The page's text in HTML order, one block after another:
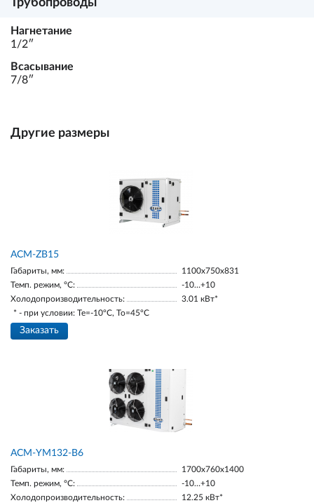
Трубопроводы
Нагнетание
1/2ʺ
Всасывание
7/8ʺ
Другие размеры
ACM-ZB15
Габариты, мм:
1100х750х831
Темп. режим, °С:
-10…+10
Холодопроизводительность:
3.01 кВт*
* - при условии: Te=-10ºC, To=45ºC
Заказать
АСМ-YM132-В6
Габариты, мм:
1700х760х1400
Темп. режим, °С:
-10…+10
Холодопроизводительность:
12.25 кВт*